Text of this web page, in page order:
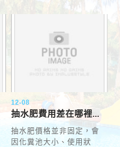
12-08
抽水肥費用差在哪裡？影響價格的重要因素完整解析
抽水肥價格並非固定，會
因化糞池大小、使用狀